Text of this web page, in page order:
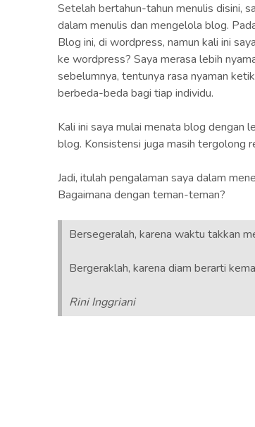
Setelah bertahun-tahun menulis disini,
dalam menulis dan mengelola blog.
Blog ini, di wordpress, namun kali ini
ke wordpress? Saya merasa lebih
sebelumnya, tentunya rasa nyaman
berbeda-beda bagi tiap individu.
Kali ini saya mulai menata blog dengan
blog. Konsistensi juga masih tergolong
Jadi, itulah pengalaman saya dalam
Bagaimana dengan teman-teman?
Bersegeralah, karena waktu takkan
Bergeraklah, karena diam berarti
Rini Inggriani